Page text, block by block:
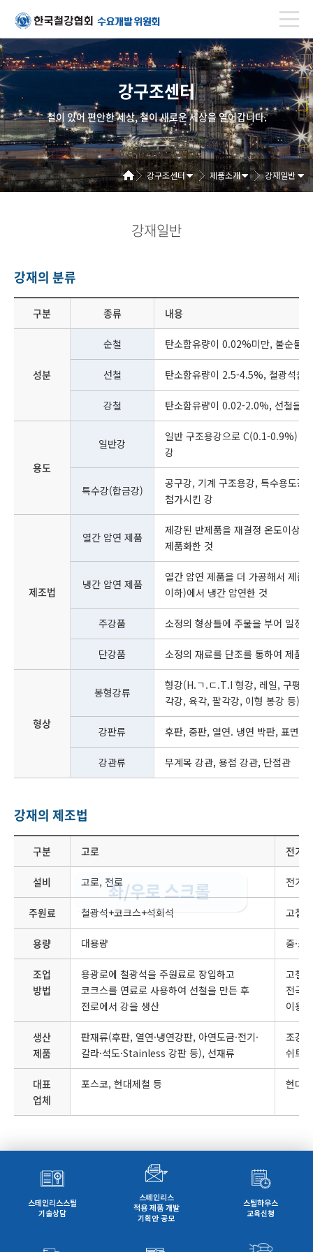
강구조센터
철이 있어 편안한 세상, 철이 새로운 세상을 열어갑니다.
강구조센터 제품소개 강재일반
강재일반
강재의 분류
구분 종류 내용
성분
순철 탄소함유량이 0.02%미만, 불순물
선철 탄소함유량이 2.5-4.5%, 철광석을
강철 탄소함유량이 0.02-2.0%, 선철을
용도
일반강
일반 구조용강으로 C(0.1-0.9%)
강
특수강(합금강)
공구강, 기계 구조용강, 특수용도
첨가시킨 강
제조법
열간 압연 제품
제강된 반제품을 재결정 온도이상
제품화한 것
냉간 압연 제품
열간 압연 제품을 더 가공해서 제
이하)에서 냉간 압연한 것
주강품 소정의 형상틀에 주물을 부어 일정
단강품 소정의 재료를 단조를 통하여 제품
형상
봉형강류
형강(H.ㄱ.ㄷ.T.I 형강, 레일, 구평
각강, 육각, 팔각강, 이형 봉강 등),
강판류 후판, 중판, 열연. 냉연 박판, 표면
강관류 무계목 강관, 용접 강관, 단접관
강재의 제조법
좌/우로 스크롤
구분 고로 전기로
설비 고로, 전로 전기
주원료 철광석+코크스+석회석 고철
용량 대용량 중·소
조업
방법
용광로에 철광석을 주원료로 장입하고
코크스를 연료로 사용하여 선철을 만든 후
전로에서 강을 생산
고철
전극
이용
생산
제품
판재류(후판, 열연·냉연강판, 아연도금·전기·
칼라·석도·Stainless 강판 등), 선재류
조강
쉬트
대표
업체
포스코, 현대제철 등 현대
스테인리스스틸
기술상담
스테인리스
적용 제품 개발
기획안 공모
스틸하우스
교육신청